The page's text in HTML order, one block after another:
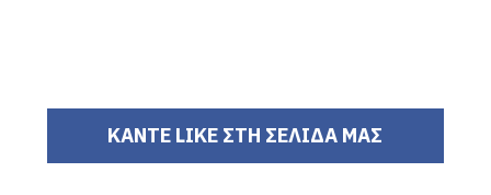
ΚΑΝΤΕ LIKE ΣΤΗ ΣΕΛΙΔΑ ΜΑΣ